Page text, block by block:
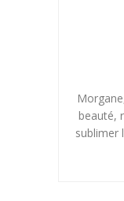
beauté,
sublimer